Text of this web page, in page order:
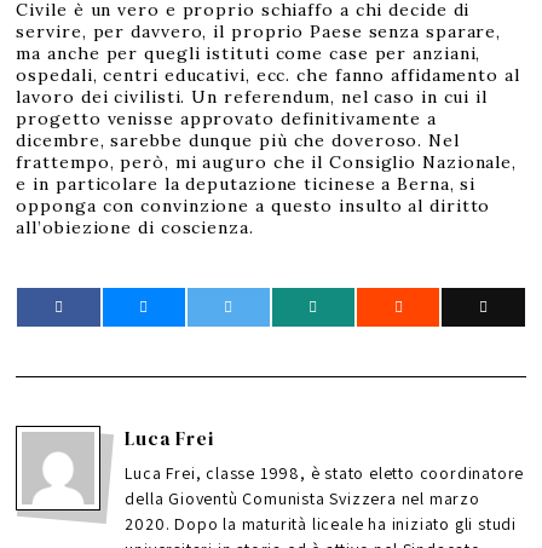
Civile è un vero e proprio schiaffo a chi decide di
servire, per davvero, il proprio Paese senza sparare,
ma anche per quegli istituti come case per anziani,
ospedali, centri educativi, ecc. che fanno affidamento al
lavoro dei civilisti. Un referendum, nel caso in cui il
progetto venisse approvato definitivamente a
dicembre, sarebbe dunque più che doveroso. Nel
frattempo, però, mi auguro che il Consiglio Nazionale,
e in particolare la deputazione ticinese a Berna, si
opponga con convinzione a questo insulto al diritto
all’obiezione di coscienza.
Luca Frei
Luca Frei, classe 1998, è stato eletto coordinatore
della Gioventù Comunista Svizzera nel marzo
2020. Dopo la maturità liceale ha iniziato gli studi